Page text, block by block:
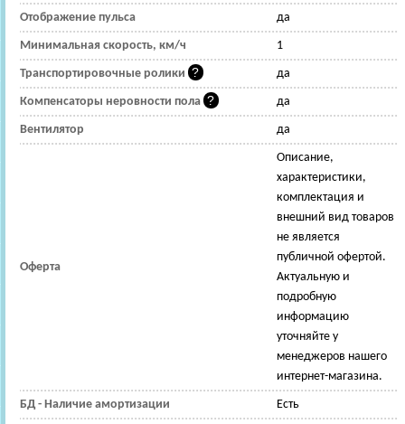
Отображение пульса да
Минимальная скорость, км/ч 1
Транспортировочные ролики да
Компенсаторы неровности пола да
Вентилятор да
Оферта
Описание,
характеристики,
комплектация и
внешний вид товаров
не является
публичной офертой.
Актуальную и
подробную
информацию
уточняйте у
менеджеров нашего
интернет-магазина.
БД - Наличие амортизации Есть